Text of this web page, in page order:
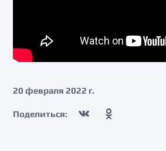
20 февраля 2022 г.
Поделиться: